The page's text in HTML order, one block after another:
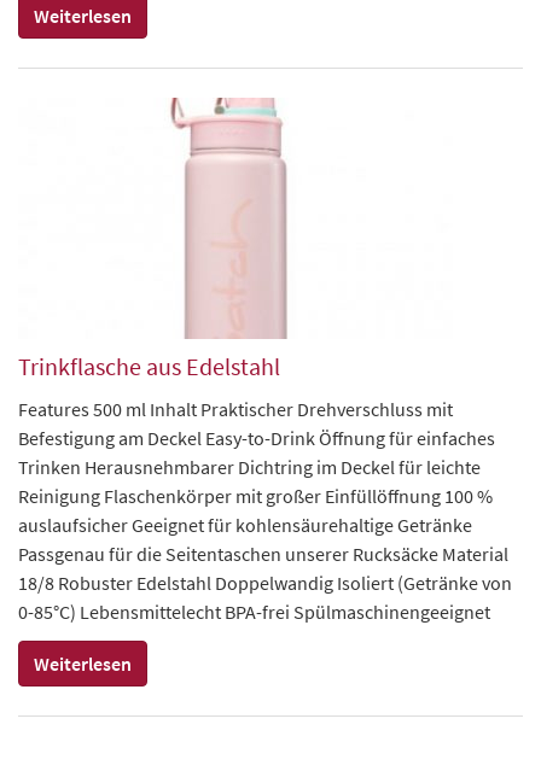
Weiterlesen
Trinkflasche aus Edelstahl
Features 500 ml Inhalt Praktischer Drehverschluss mit
Befestigung am Deckel Easy-to-Drink Öffnung für einfaches
Trinken Herausnehmbarer Dichtring im Deckel für leichte
Reinigung Flaschenkörper mit großer Einfüllöffnung 100 %
auslaufsicher Geeignet für kohlensäurehaltige Getränke
Passgenau für die Seitentaschen unserer Rucksäcke Material
18/8 Robuster Edelstahl Doppelwandig Isoliert (Getränke von
0-85°C) Lebensmittelecht BPA-frei Spülmaschinengeeignet
Weiterlesen